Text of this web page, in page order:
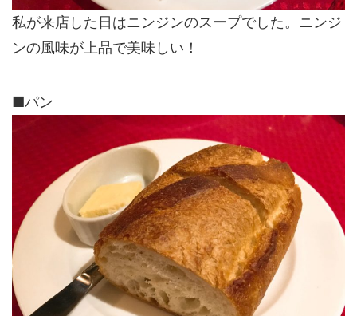
私が来店した日はニンジンのスープでした。ニンジ
ンの風味が上品で美味しい！
■パン